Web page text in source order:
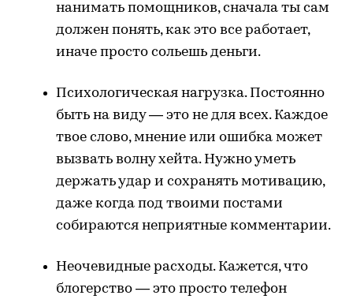
нанимать помощников, сначала ты сам
должен понять, как это все работает,
иначе просто сольешь деньги.
Психологическая нагрузка. Постоянно
быть на виду — это не для всех. Каждое
твое слово, мнение или ошибка может
вызвать волну хейта. Нужно уметь
держать удар и сохранять мотивацию,
даже когда под твоими постами
собираются неприятные комментарии.
Неочевидные расходы. Кажется, что
блогерство — это просто телефон